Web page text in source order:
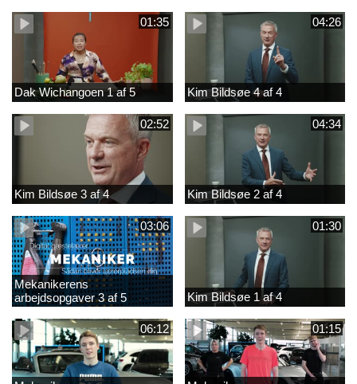
01:35
Dak Wichangoen 1 af 5
04:26
Kim Bildsøe 4 af 4
02:52
Kim Bildsøe 3 af 4
04:34
Kim Bildsøe 2 af 4
03:06
Mekanikerens
arbejdsopgaver 3 af 5
(lærepladssøgning)
01:30
Kim Bildsøe 1 af 4
06:12 01:15